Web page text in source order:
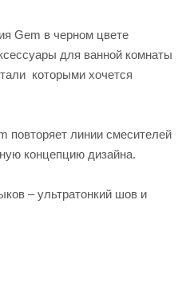
Gem в черном цвете
для ванной комнаты
которыми хочется
линии смесителей
концепцию дизайна.
– ультратонкий шов и